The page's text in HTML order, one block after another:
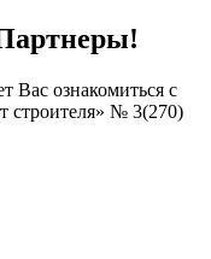
ознакомиться с
строителя» № 3(270)